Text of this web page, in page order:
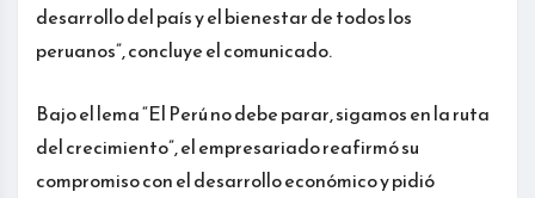
desarrollo del país y el bienestar de todos los
peruanos”, concluye el comunicado.
Bajo el lema “El Perú no debe parar, sigamos en la ruta
del crecimiento”, el empresariado reafirmó su
compromiso con el desarrollo económico y pidió